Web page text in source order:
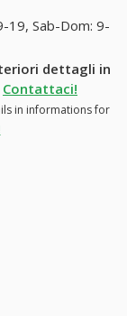
19, Sab-Dom: 9-
dettagli in
Contattaci!
in informations for